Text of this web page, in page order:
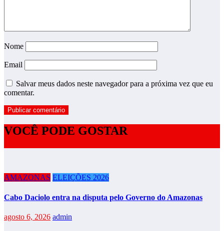
Nome
Email
Salvar meus dados neste navegador para a próxima vez que eu
comentar.
VOCÊ PODE GOSTAR
AMAZONAS ELEIÇÕES 2026
Cabo Daciolo entra na disputa pelo Governo do Amazonas
agosto 6, 2026 admin